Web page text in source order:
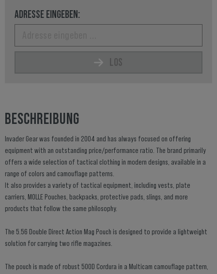
ADRESSE EINGEBEN:
LOS
BESCHREIBUNG
Invader Gear was founded in 2004 and has always focused on offering
equipment with an outstanding price/performance ratio. The brand primarily
offers a wide selection of tactical clothing in modern designs, available in a
range of colors and camouflage patterns.
It also provides a variety of tactical equipment, including vests, plate
carriers, MOLLE Pouches, backpacks, protective pads, slings, and more
products that follow the same philosophy.
The 5.56 Double Direct Action Mag Pouch is designed to provide a lightweight
solution for carrying two rifle magazines.
The pouch is made of robust 500D Cordura in a Multicam camouflage pattern,